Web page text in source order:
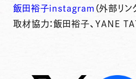
飯田裕子instagram （外部リン
取材協力：飯田裕子、YANE